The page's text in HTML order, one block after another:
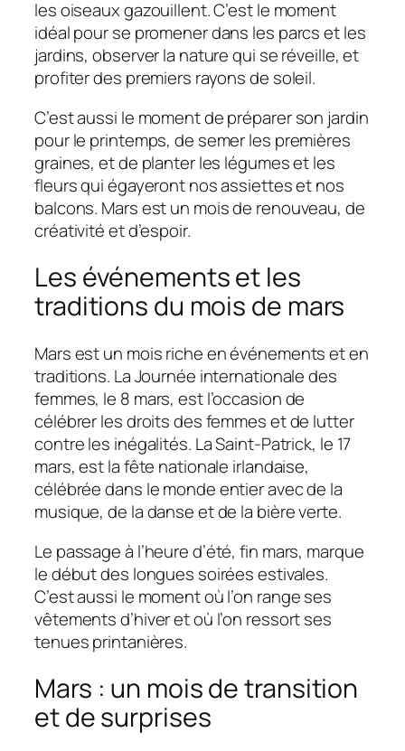
les oiseaux gazouillent. C’est le moment
idéal pour se promener dans les parcs et les
jardins, observer la nature qui se réveille, et
profiter des premiers rayons de soleil.
C’est aussi le moment de préparer son jardin
pour le printemps, de semer les premières
graines, et de planter les légumes et les
fleurs qui égayeront nos assiettes et nos
balcons. Mars est un mois de renouveau, de
créativité et d’espoir.
Les événements et les
traditions du mois de mars
Mars est un mois riche en événements et en
traditions. La Journée internationale des
femmes, le 8 mars, est l’occasion de
célébrer les droits des femmes et de lutter
contre les inégalités. La Saint-Patrick, le 17
mars, est la fête nationale irlandaise,
célébrée dans le monde entier avec de la
musique, de la danse et de la bière verte.
Le passage à l’heure d’été, fin mars, marque
le début des longues soirées estivales.
C’est aussi le moment où l’on range ses
vêtements d’hiver et où l’on ressort ses
tenues printanières.
Mars : un mois de transition
et de surprises